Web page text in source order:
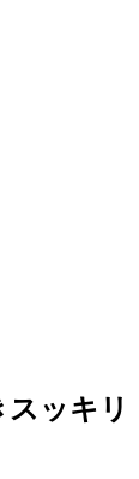
スッキ